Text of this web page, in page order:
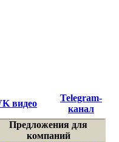
видео
Telegram-
канал
Предложения для
компаний